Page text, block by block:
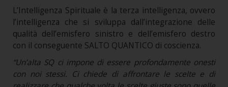
L’Intelligenza Spirituale è la terza intelligenza, ovvero
l’intelligenza che si sviluppa dall’integrazione delle
qualità dell’emisfero sinistro e dell’emisfero destro
con il conseguente SALTO QUANTICO di coscienza.
“Un’alta SQ ci impone di essere profondamente onesti
con noi stessi. Ci chiede di affrontare le scelte e di